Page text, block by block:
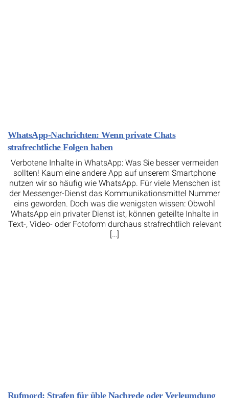
WhatsApp-Nachrichten: Wenn private Chats
strafrechtliche Folgen haben
Verbotene Inhalte in WhatsApp: Was Sie besser vermeiden
sollten! Kaum eine andere App auf unserem Smartphone
nutzen wir so häufig wie WhatsApp. Für viele Menschen ist
der Messenger-Dienst das Kommunikationsmittel Nummer
eins geworden. Doch was die wenigsten wissen: Obwohl
WhatsApp ein privater Dienst ist, können geteilte Inhalte in
Text-, Video- oder Fotoform durchaus strafrechtlich relevant
[…]
Rufmord: Strafen für üble Nachrede oder Verleumdung